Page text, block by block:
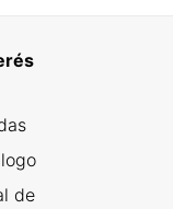
de